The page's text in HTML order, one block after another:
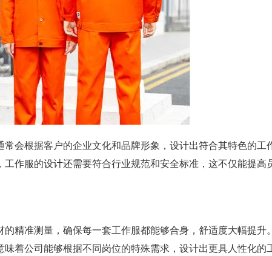
会根据客户的企业文化和品牌形象，设计出符合其特色的工
作服的设计还需要符合行业规范和安全标准，这不仅能提高
精准测量，确保每一套工作服都能够合身，舒适度大幅提升
着公司能够根据不同岗位的特殊需求，设计出更具人性化的